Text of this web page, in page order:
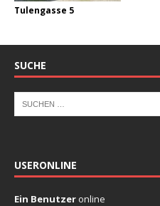
Tulengasse 5
SUCHE
USERONLINE
Ein Benutzer online